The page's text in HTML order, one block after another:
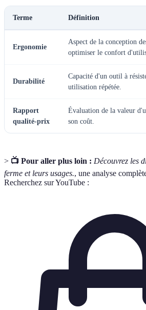
Terme Définition
Ergonomie
Aspect de la conception
optimiser le confort
Durabilité
Capacité d'un outil à
utilisation répétée.
Rapport
qualité-prix
Évaluation de la valeur
son coût.
> 📺 Pour aller plus loin : Découvrez les
ferme et leurs usages., une analyse
Recherchez sur YouTube :